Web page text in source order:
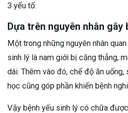
3 yếu tố:
Dựa trên nguyên nhân gây
Một trong những nguyên nhân
sinh lý là nam giới bị căng thẳng,
dài. Thêm vào đó, chế độ ăn uống,
học cũng góp phần khiến bệnh
Vậy bệnh yếu sinh lý có chữa